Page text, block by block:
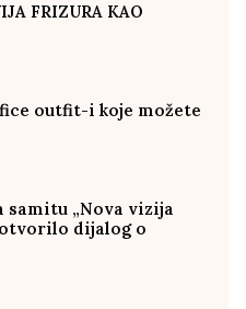
FRIZURA KAO
outfit-i koje možete
samitu „Nova vizija
dijalog o